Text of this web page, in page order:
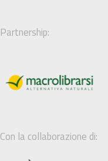
Partnership:
Con la collaborazione di: